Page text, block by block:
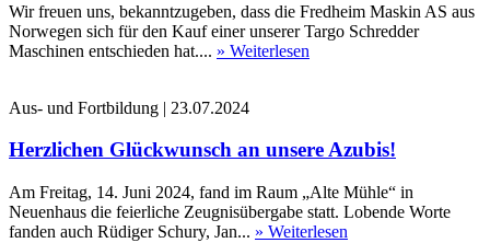
Wir freuen uns, bekanntzugeben, dass die Fredheim Maskin AS aus
Norwegen sich für den Kauf einer unserer Targo Schredder
Maschinen entschieden hat.... » Weiterlesen
Aus- und Fortbildung | 23.07.2024
Herzlichen Glückwunsch an unsere Azubis!
Am Freitag, 14. Juni 2024, fand im Raum „Alte Mühle“ in
Neuenhaus die feierliche Zeugnisübergabe statt. Lobende Worte
fanden auch Rüdiger Schury, Jan... » Weiterlesen